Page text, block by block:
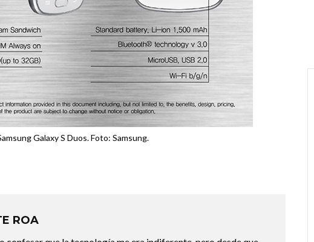
Galaxy S Duos. Foto: Samsung.
ROA